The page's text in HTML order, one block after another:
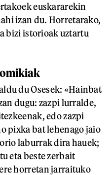
euskararekin
izan du. Horretarako,
bizi istorioak uztartu
du Osesek: «Hainbat
dugu: zazpi lurralde,
edo zazpi
pixka bat lehenago jaio
laburrak dira hauek;
eta beste zerbait
horretan jarraituko